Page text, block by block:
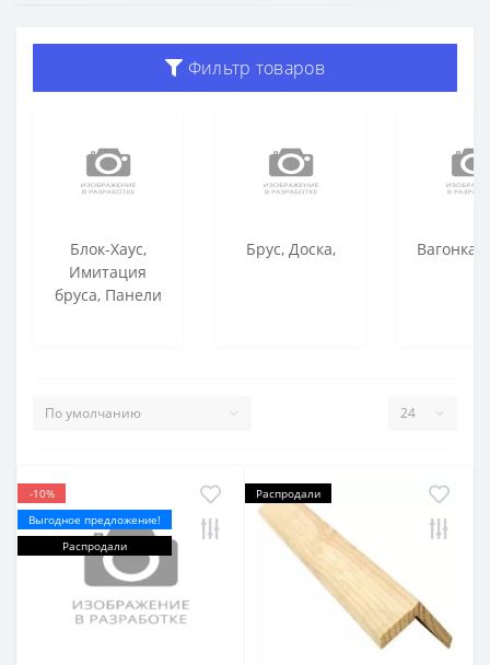
Фильтр товаров
Блок-Хаус,
Имитация
бруса, Панели
Брус, Доска, Вагонка,
-10%
Выгодное предложение!
Распродали
Распродали